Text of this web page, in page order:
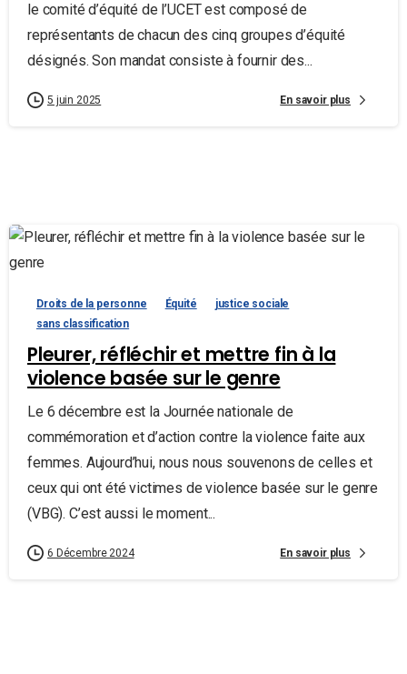
le comité d’équité de l’UCET est composé de
représentants de chacun des cinq groupes d’équité
désignés. Son mandat consiste à fournir des...
5 juin 2025 En savoir plus
Droits de la personne Équité
justice sociale
sans classification
Pleurer, réfléchir et mettre fin à la
violence basée sur le genre
Le 6 décembre est la Journée nationale de
commémoration et d’action contre la violence faite aux
femmes. Aujourd’hui, nous nous souvenons de celles et
ceux qui ont été victimes de violence basée sur le genre
(VBG). C’est aussi le moment...
6 Décembre 2024 En savoir plus